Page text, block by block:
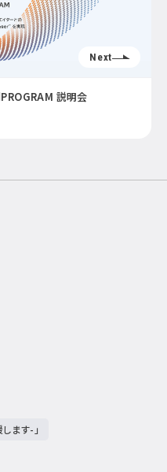
Next
PROGRAM 説明会
ます-」